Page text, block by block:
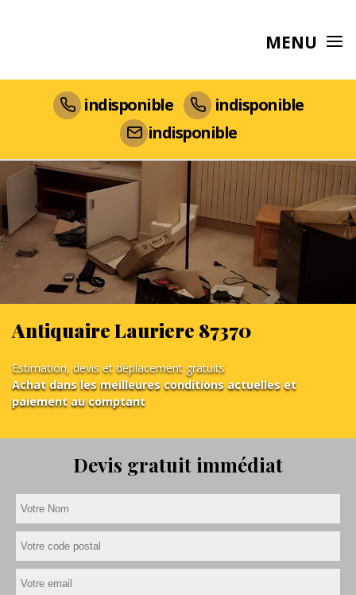
MENU
indisponible
indisponible
indisponible
Antiquaire Lauriere 87370
Estimation, devis et déplacement gratuits
Achat dans les meilleures conditions actuelles et
paiement au comptant
Devis gratuit immédiat